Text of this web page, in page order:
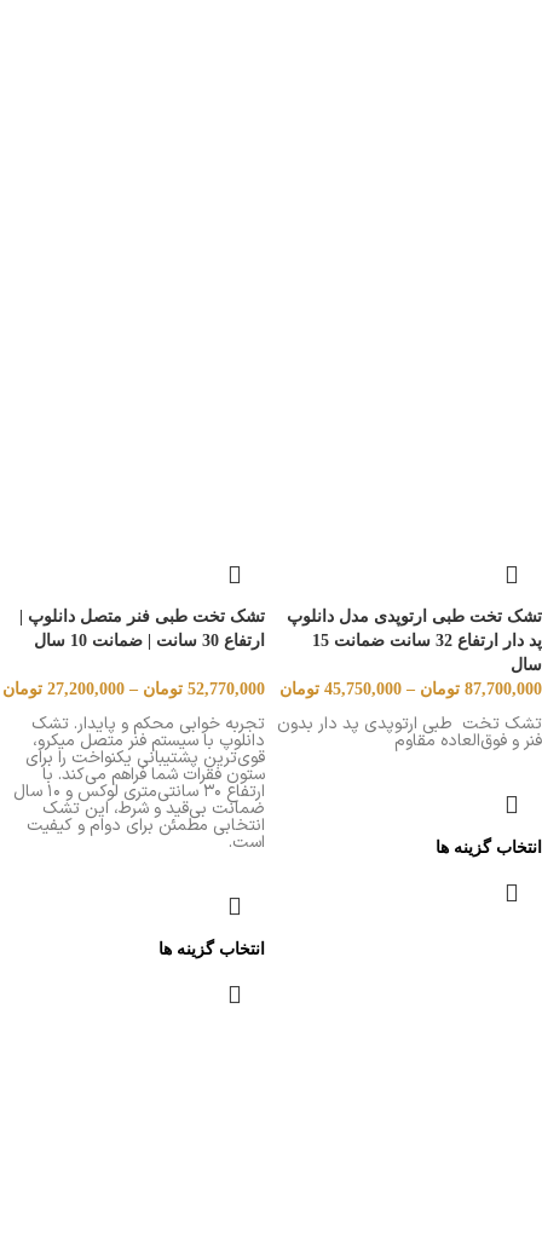
تشک تخت طبی ارتوپدی مدل دانلوپ
پد دار ارتفاع 32 سانت ضمانت 15
سال
87,700,000 تومان –
45,750,000 تومان
تشک تخت طبی ارتوپدی پد دار بدون
فنر و فوق‌العاده مقاوم
انتخاب گزینه ها
تشک تخت طبی فنر متصل دانلوپ |
ارتفاع 30 سانت | ضمانت 10 سال
52,770,000 تومان –
27,200,000 تومان
تجربه خوابی محکم و پایدار. تشک
دانلوپ با سیستم فنر متصل میکرو،
قوی‌ترین پشتیبانی یکنواخت را برای
ستون فقرات شما فراهم می‌کند. با
ارتفاع ۳۰ سانتی‌متری لوکس و ۱۰ سال
ضمانت بی‌قید و شرط، این تشک
انتخابی مطمئن برای دوام و کیفیت
است.
انتخاب گزینه ها